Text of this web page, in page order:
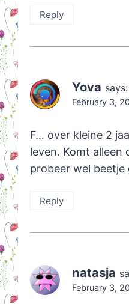
Reply
Yova says:
February 3,
F… over kleine 2
leven. Komt alleen
probeer wel beetje
Reply
natasja
February 3,